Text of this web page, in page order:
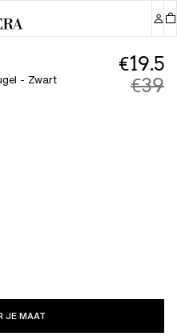
- Zwart
€19.5
€39
JE MAAT